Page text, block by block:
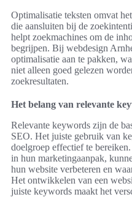
Optimalisatie teksten omvat
die aansluiten bij de
helpt zoekmachines om de
begrijpen. Bij webdesign
optimalisatie aan te pakken,
niet alleen goed gelezen
zoekresultaten.
Het belang van relevante
Relevante keywords zijn de
SEO. Het juiste gebruik van
doelgroep effectief te
in hun marketingaanpak,
hun website verbeteren en
Het ontwikkelen van een
juiste keywords maakt het